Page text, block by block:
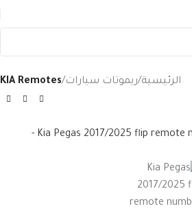
الرئيسية ريموتات سيارات KIA Remotes